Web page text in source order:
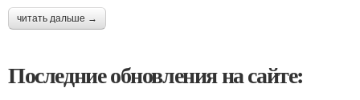
читать дальше →
Последние обновления на сайте: